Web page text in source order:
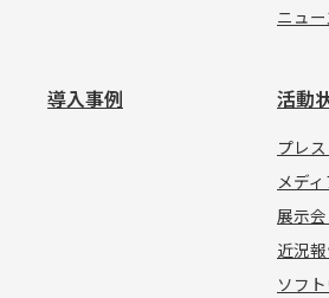
ニュー
導入事例 活動
プレ
メデ
展示
近況
ソフ